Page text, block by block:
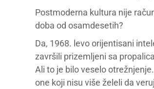
Postmoderna kultura nije
doba od osamdesetih?
Da, 1968. levo orijentisani
završili prizemljeni sa
Ali to je bilo veselo
one koji nisu više želeli da